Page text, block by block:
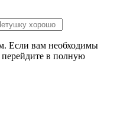
Если вам необходимы
перейдите в полную